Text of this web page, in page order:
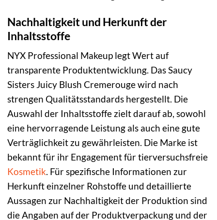
Nachhaltigkeit und Herkunft der
Inhaltsstoffe
NYX Professional Makeup legt Wert auf
transparente Produktentwicklung. Das Saucy
Sisters Juicy Blush Cremerouge wird nach
strengen Qualitätsstandards hergestellt. Die
Auswahl der Inhaltsstoffe zielt darauf ab, sowohl
eine hervorragende Leistung als auch eine gute
Verträglichkeit zu gewährleisten. Die Marke ist
bekannt für ihr Engagement für tierversuchsfreie
Kosmetik. Für spezifische Informationen zur
Herkunft einzelner Rohstoffe und detaillierte
Aussagen zur Nachhaltigkeit der Produktion sind
die Angaben auf der Produktverpackung und der